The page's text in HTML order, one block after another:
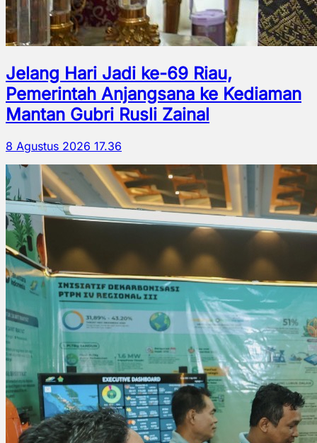
Jelang Hari Jadi ke-69 Riau,
Pemerintah Anjangsana ke Kediaman
Mantan Gubri Rusli Zainal
8 Agustus 2026 17.36